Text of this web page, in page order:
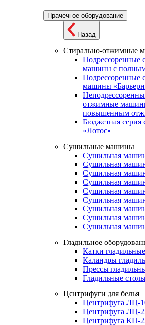
Прачечное оборудование
Назад
Стирально-отжимные
Подрессоренные
машины с
Подрессоренные
машины
отжимные
повышенным
Бюджетная серия
«Лотос»
Сушильные машины
Сушильная
Сушильная
Сушильная
Сушильная
Сушильная
Сушильная
Сушильная
Сушильная
Сушильная
Гладильное
Катки гладильные
Каландры
Прессы
Гладильные столы
Центрифуги для белья
Центрифуга ЛЦ-
Центрифуга ЛЦ-
Центрифуга КП-